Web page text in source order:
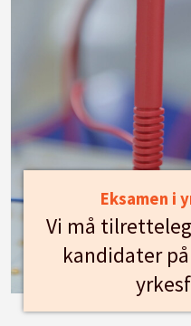
Eksamen i
Vi må
kandidater